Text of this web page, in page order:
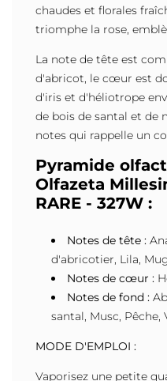
chaudes et florales
triomphe la rose,
La note de tête est
d'abricot, le cœur est
d'iris et d'héliotrope
de bois de santal et de
notes qui rappelle un
Pyramide
Olfazeta
RARE - 327W :
Notes de tête :
d'abricotier, Lila,
Notes de cœur :
Notes de fond :
santal, Musc, Pêche,
MODE D'EMPLOI :
Vaporisez une petite